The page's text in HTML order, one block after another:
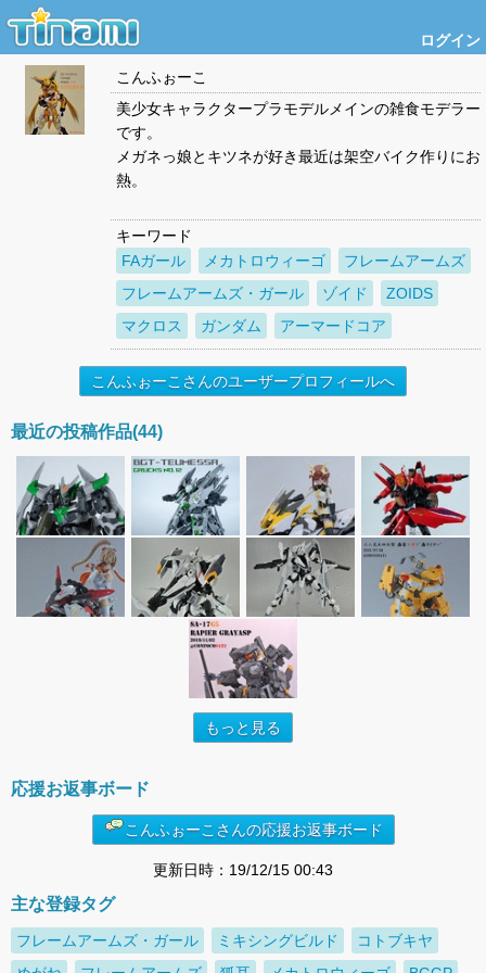
ログイン
こんふぉーこ
美少女キャラクタープラモデルメインの雑食モデラー
です。
メガネっ娘とキツネが好き最近は架空バイク作りにお
熱。
キーワード
FAガール
メカトロウィーゴ
フレームアームズ
フレームアームズ・ガール
ゾイド
ZOIDS
マクロス
ガンダム アーマードコア
こんふぉーこさんのユーザープロフィールへ
最近の投稿作品(44)
もっと見る
応援お返事ボード
こんふぉーこさんの応援お返事ボード
更新日時：19/12/15 00:43
主な登録タグ
フレームアームズ・ガール ミキシングビルド
コトブキヤ